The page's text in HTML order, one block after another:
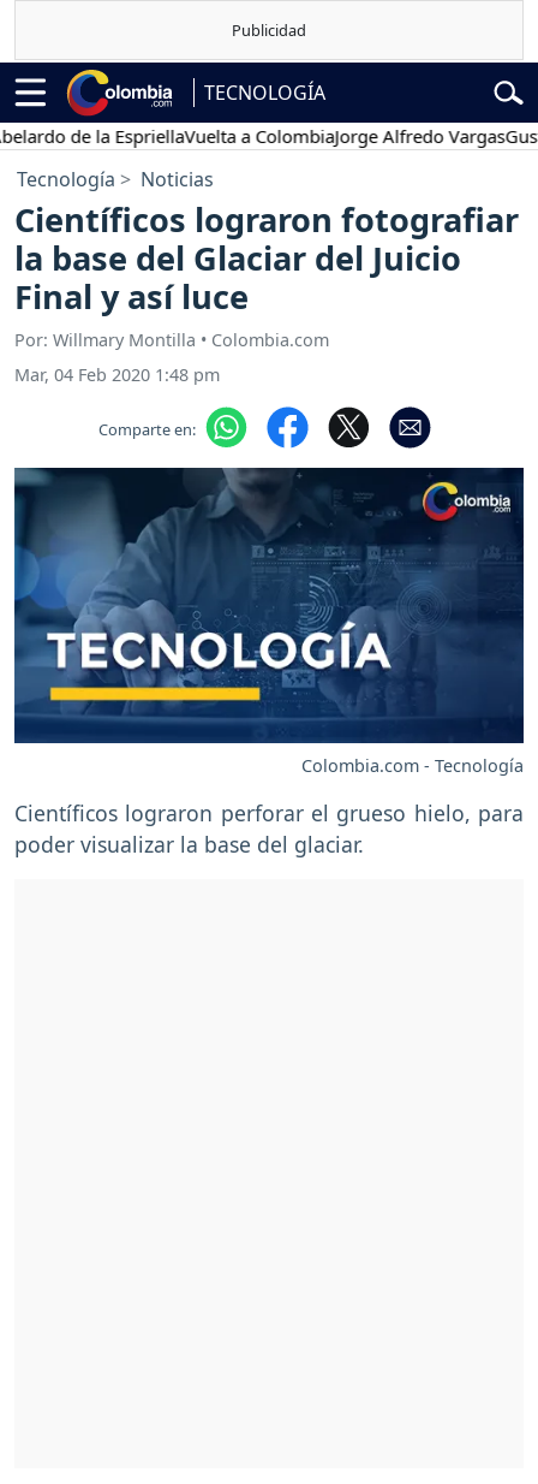
TECNOLOGÍA
de la EspriellaVuelta a ColombiaJorge Alfredo VargasGustavo
Tecnología Noticias
Científicos lograron fotografiar
la base del Glaciar del Juicio
Final y así luce
Por: Willmary Montilla • Colombia.com
Mar, 04 Feb 2020 1:48 pm
Comparte en:
Colombia.com - Tecnología
Científicos lograron perforar el grueso hielo, para
poder visualizar la base del glaciar.